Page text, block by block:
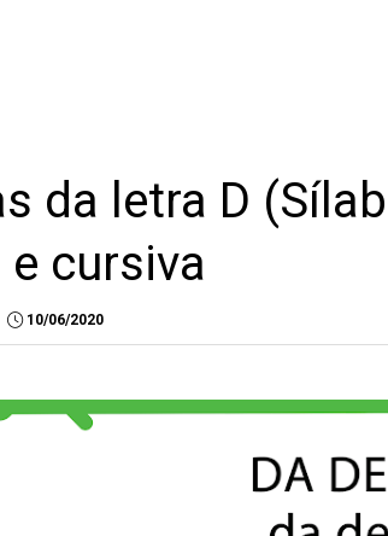
da letra D
cursiva
10/06/2020